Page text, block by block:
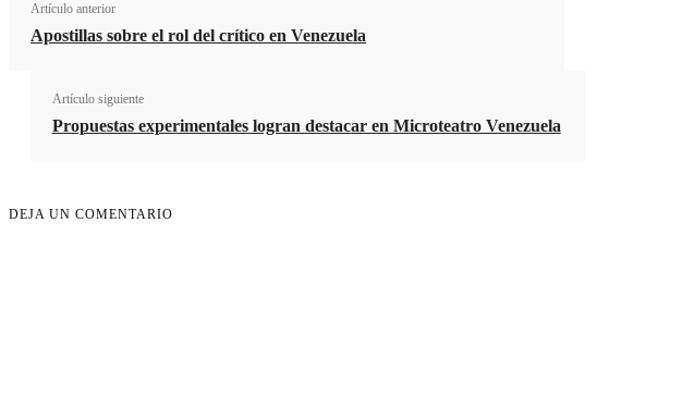
Artículo anterior
Apostillas sobre el rol del crítico en Venezuela
Artículo siguiente
Propuestas experimentales logran destacar en Microteatro Venezuela
DEJA UN COMENTARIO